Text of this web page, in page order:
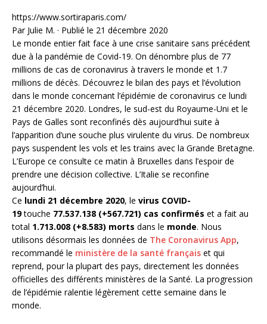
https://www.sortiraparis.com/
Par Julie M. · Publié le 21 décembre 2020
Le monde entier fait face à une crise sanitaire sans précédent
due à la pandémie de Covid-19. On dénombre plus de 77
millions de cas de coronavirus à travers le monde et 1.7
millions de décès. Découvrez le bilan des pays et l’évolution
dans le monde concernant l’épidémie de coronavirus ce lundi
21 décembre 2020. Londres, le sud-est du Royaume-Uni et le
Pays de Galles sont reconfinés dès aujourd’hui suite à
l’apparition d’une souche plus virulente du virus. De nombreux
pays suspendent les vols et les trains avec la Grande Bretagne.
L’Europe ce consulte ce matin à Bruxelles dans l’espoir de
prendre une décision collective. L’Italie se reconfine
aujourd’hui.
Ce lundi 21 décembre 2020, le virus COVID-
19touche 77.537.138 (+567.721) cas confirmés et a fait au
total 1.713.008 (+8.583) morts dans le monde. Nous
utilisons désormais les données de The Coronavirus App,
recommandé le ministère de la santé français et qui
reprend, pour la plupart des pays, directement les données
officielles des différents ministères de la Santé. La progression
de l’épidémie ralentie légèrement cette semaine dans le
monde.